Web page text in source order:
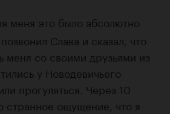
меня это было абсолютно
Слава и сказал, что
меня со своими друзьями из
у Новодевичьего
прогуляться. Через 10
странное ощущение, что я